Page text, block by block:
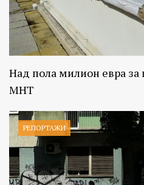
Над пола милион евра за
МНТ
РЕПОРТАЖИ